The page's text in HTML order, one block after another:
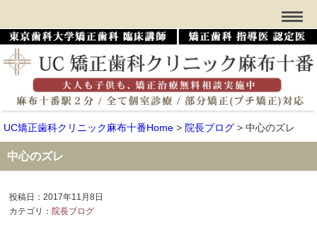
UC矯正歯科クリニック麻布十番Home > 院長ブログ > 中心のズレ
中心のズレ
投稿日：2017年11月8日
カテゴリ： 院長ブログ